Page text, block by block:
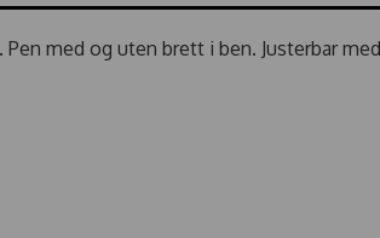
med og uten brett i ben. Justerbar